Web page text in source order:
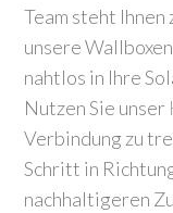
Team steht Ihnen
unsere
nahtlos in Ihre
Nutzen Sie unser
Verbindung zu
Schritt in
nachhaltigeren